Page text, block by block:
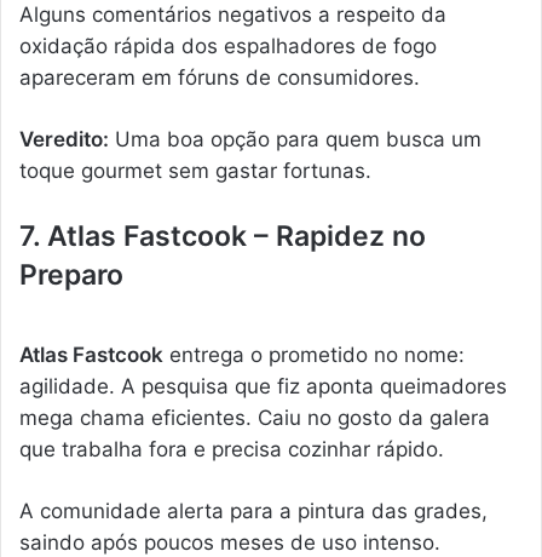
Alguns comentários negativos a respeito da
oxidação rápida dos espalhadores de fogo
apareceram em fóruns de consumidores.
Veredito: Uma boa opção para quem busca um
toque gourmet sem gastar fortunas.
7. Atlas Fastcook – Rapidez no
Preparo
Atlas Fastcook entrega o prometido no nome:
agilidade. A pesquisa que fiz aponta queimadores
mega chama eficientes. Caiu no gosto da galera
que trabalha fora e precisa cozinhar rápido.
A comunidade alerta para a pintura das grades,
saindo após poucos meses de uso intenso.